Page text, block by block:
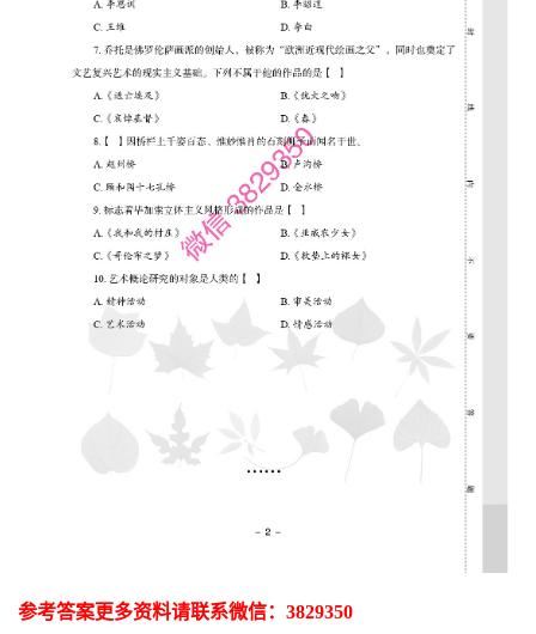
参考答案更多资料请联系微信： 3829350